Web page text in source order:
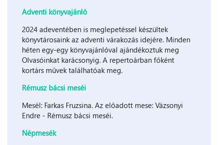
Adventi könyvajánló
2024 adeventében is meglepetéssel készültek
könyvtárosaink az adventi várakozás idejére. Minden
héten egy-egy könyvajánlóval ajándékoztuk meg
Olvasóinkat karácsonyig. A repertoárban főként
kortárs művek találhatóak meg.
Rémusz bácsi meséi
Mesél: Farkas Fruzsina. Az előadott mese: Vázsonyi
Endre - Rémusz bácsi meséi.
Népmesék